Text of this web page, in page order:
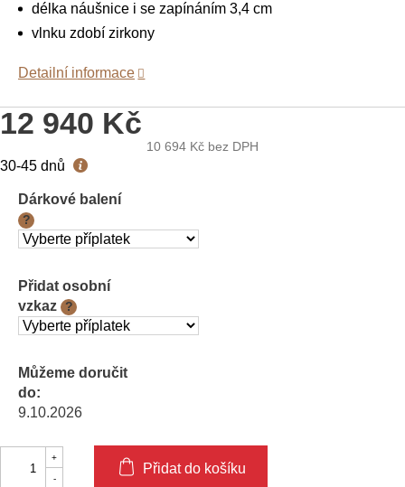
12 940 Kč
10 694 Kč bez DPH
Měrná
30-45 dnů
Dárkové balení
?
Přidat osobní
vzkaz
?
Můžeme doručit
do:
9.10.2026
Přidat do košíku
délka náušnice i se zapínáním 3,4 cm
vlnku zdobí zirkony
Detailní informace